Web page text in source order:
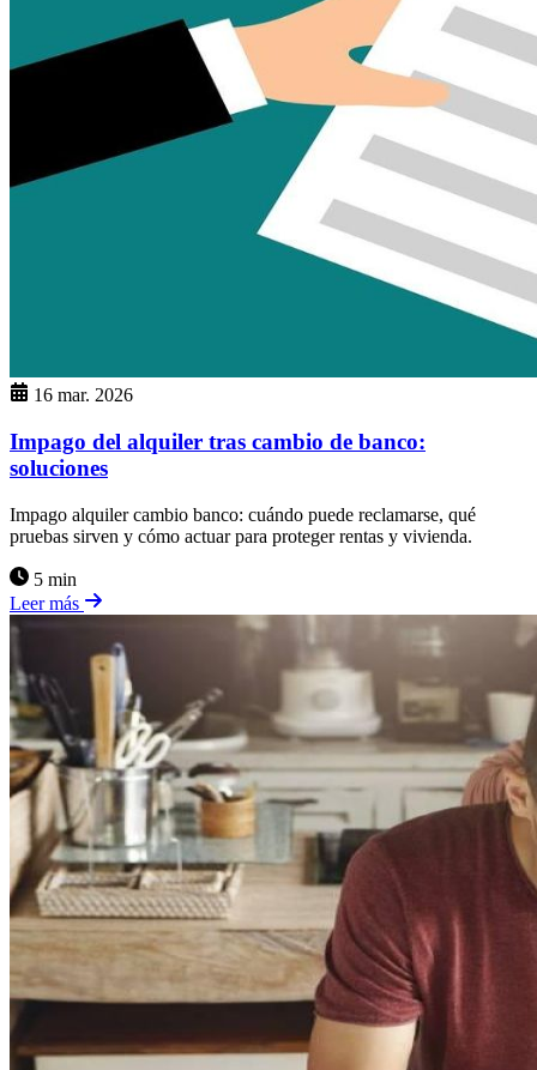
16 mar. 2026
Impago del alquiler tras cambio de banco:
soluciones
Impago alquiler cambio banco: cuándo puede reclamarse, qué
pruebas sirven y cómo actuar para proteger rentas y vivienda.
5 min
Leer más